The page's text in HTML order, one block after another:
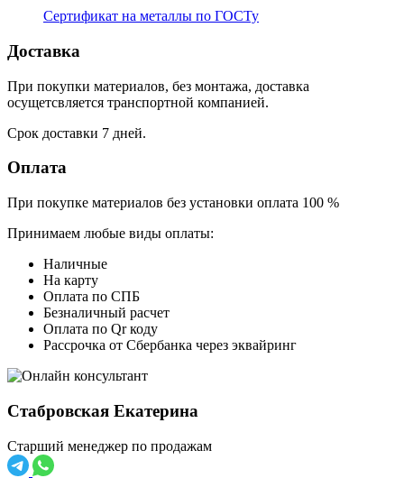
Сертификат на металлы по ГОСТу
Доставка
При покупки материалов, без монтажа, доставка
осущетсвляется транспортной компанией.
Срок доставки 7 дней.
Оплата
При покупке материалов без установки оплата 100 %
Принимаем любые виды оплаты:
Наличные
На карту
Оплата по СПБ
Безналичный расчет
Оплата по Qr коду
Рассрочка от Сбербанка через эквайринг
Стабровская Екатерина
Старший менеджер по продажам